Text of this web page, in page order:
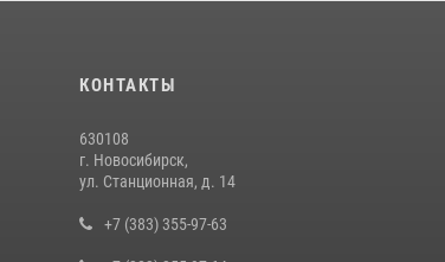
КОНТАКТЫ
630108
г. Новосибирск,
ул. Станционная, д. 14
+7 (383) 355-97-63